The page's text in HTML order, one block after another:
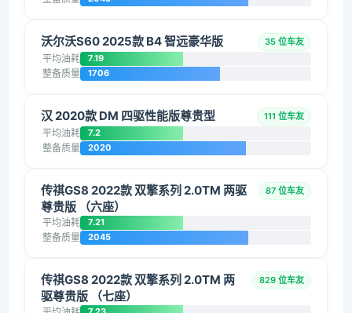
沃尔沃S60 2025款 B4 智远豪华版 35 位车友
平均油耗 7.19
整备质量 1706
汉 2020款 DM 四驱性能版尊贵型 111 位车友
平均油耗 7.2
整备质量 2020
传祺GS8 2022款 双擎系列 2.0TM 两驱
尊贵版 （六座）
87 位车友
平均油耗 7.21
整备质量 2045
传祺GS8 2022款 双擎系列 2.0TM 两
驱尊贵版 （七座）
829 位车友